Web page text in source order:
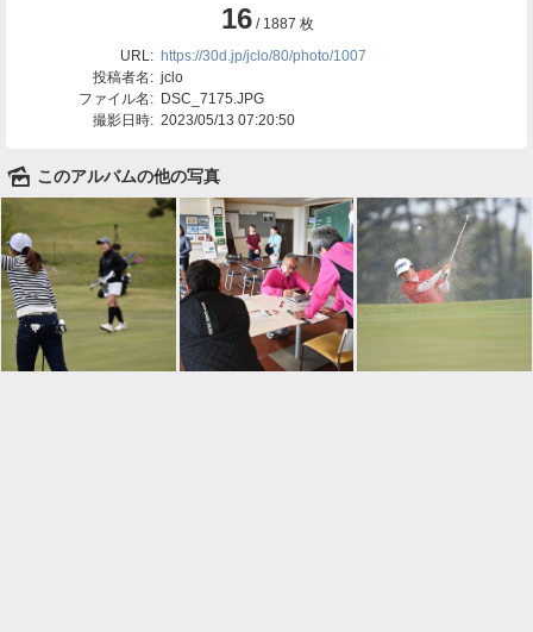
16/ 1887 枚
URL: https://30d.jp/jclo/80/photo/1007
投稿者名: jclo
ファイル名: DSC_7175.JPG
撮影日時: 2023/05/13 07:20:50
🌄 このアルバムの他の写真